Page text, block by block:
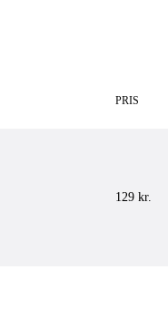
PRIS
129 kr.